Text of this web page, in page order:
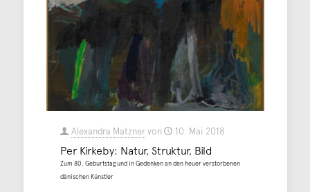
Alexandra Matznervon 10. Mai 2018
Per Kirkeby: Natur, Struktur, Bild
Zum 80. Geburtstag und in Gedenken an den heuer verstorbenen
dänischen Künstler